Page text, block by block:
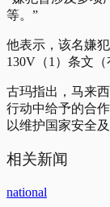
等。”
他表示，该名嫌
130V（1）条文（
古玛指出，马来
行动中给予的合
以维护国家安全
相关新闻
national